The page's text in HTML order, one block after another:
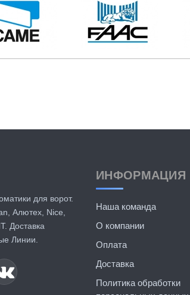
для ворот.
Алютех, Nice,
Доставка
Линии.
ИНФОРМАЦИЯ
Наша команда
О компании
Оплата
Доставка
Политика обработки